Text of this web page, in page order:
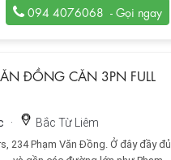
094 4076068
ĐỒNG CĂN 3PN FULL
· Bắc Từ Liêm
234 Phạm Văn Đồng. Ở đây đầy đủ